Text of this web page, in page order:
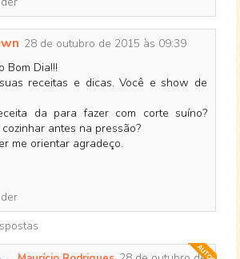
28 de outubro de 2015 às 09:39
Bom Dia!!!
receitas e dicas. Você e show de
da para fazer com corte suíno?
cozinhar antes na pressão?
me orientar agradeço.